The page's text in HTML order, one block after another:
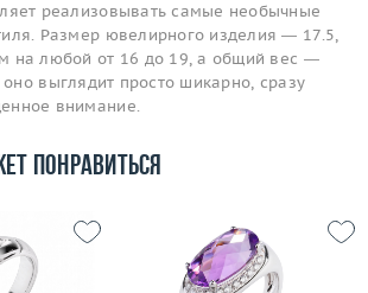
реализовывать самые необычные
Размер ювелирного изделия — 17.5,
на любой от 16 до 19, а общий вес —
выглядит просто шикарно, сразу
внимание.
понравиться